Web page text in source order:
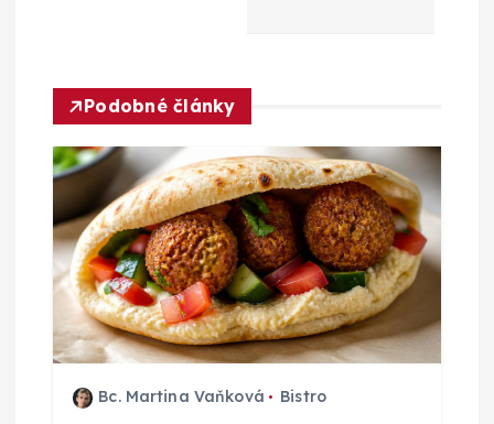
e
p
r
o
p
ř
Podobné články
Bc. Martina Vaňková Bistro